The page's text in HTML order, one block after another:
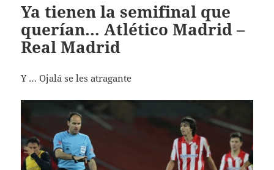
Ya tienen la semifinal que
querían… Atlético Madrid –
Real Madrid
Y … Ojalá se les atragante